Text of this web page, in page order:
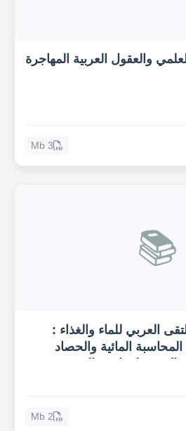
والعقول العربية المهاجرة
3 Mb
📚
العربي للماء والغذاء :
المائية والحصاد
2 Mb